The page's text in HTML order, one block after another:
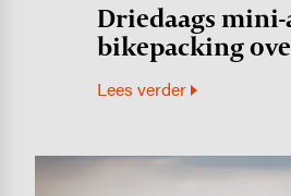
Driedaags
bikepacking
Lees verder
Image